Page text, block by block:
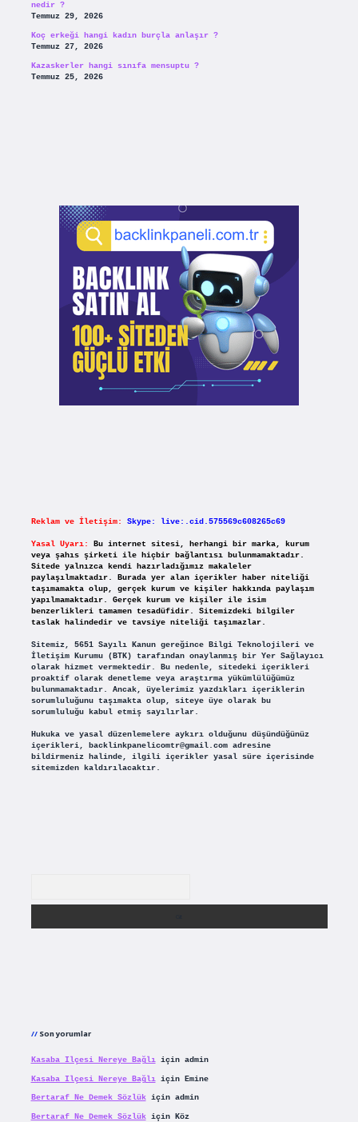
nedir ?
Temmuz 29, 2026
Koç erkeği hangi kadın burçla anlaşır ?
Temmuz 27, 2026
Kazaskerler hangi sınıfa mensuptu ?
Temmuz 25, 2026
Reklam ve İletişim: Skype: live:.cid.575569c608265c69
Yasal Uyarı:
Bu internet sitesi, herhangi bir marka, kurum
veya şahıs şirketi ile hiçbir bağlantısı bulunmamaktadır.
Sitede yalnızca kendi hazırladığımız makaleler
paylaşılmaktadır. Burada yer alan içerikler haber niteliği
taşımamakta olup, gerçek kurum ve kişiler hakkında paylaşım
yapılmamaktadır. Gerçek kurum ve kişiler ile isim
benzerlikleri tamamen tesadüfidir. Sitemizdeki bilgiler
taslak halindedir ve tavsiye niteliği taşımazlar.
Sitemiz, 5651 Sayılı Kanun gereğince Bilgi Teknolojileri ve
İletişim Kurumu (BTK) tarafından onaylanmış bir Yer Sağlayıcı
olarak hizmet vermektedir. Bu nedenle, sitedeki içerikleri
proaktif olarak denetleme veya araştırma yükümlülüğümüz
bulunmamaktadır. Ancak, üyelerimiz yazdıkları içeriklerin
sorumluluğunu taşımakta olup, siteye üye olarak bu
sorumluluğu kabul etmiş sayılırlar.
Hukuka ve yasal düzenlemelere aykırı olduğunu düşündüğünüz
içerikleri, backlinkpanelicomtr@gmail.comadresine
bildirmeniz halinde, ilgili içerikler yasal süre içerisinde
sitemizden kaldırılacaktır.
Son yorumlar
Kasaba Ilçesi Nereye Bağlıiçin admin
Kasaba Ilçesi Nereye Bağlıiçin Emine
Bertaraf Ne Demek Sözlükiçin admin
Bertaraf Ne Demek Sözlükiçin Köz